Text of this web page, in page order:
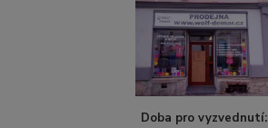
Doba pro vyzvednutí: